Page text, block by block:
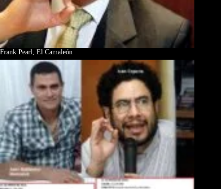
Frank Pearl, El Camaleón